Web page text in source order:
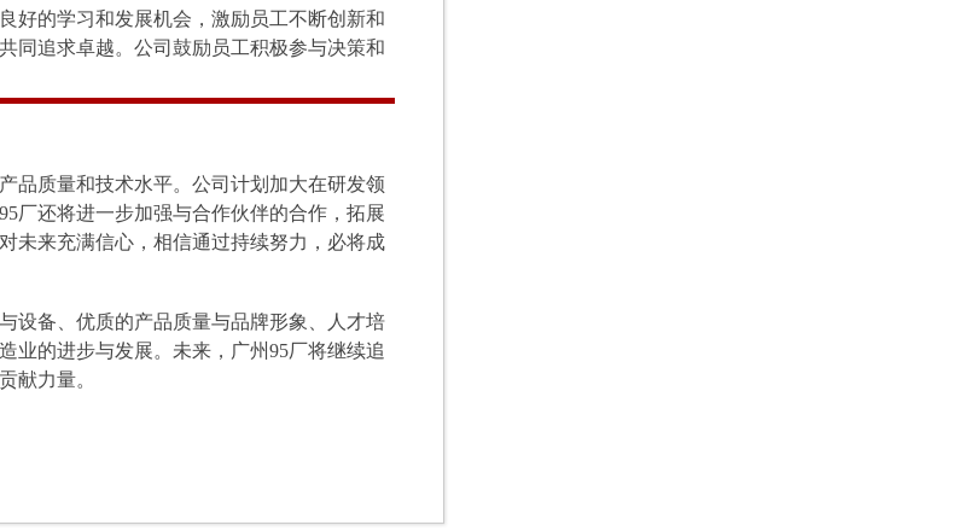
好的学习和发展机会，激励员工不断创新和
同追求卓越。公司鼓励员工积极参与决策和
品质量和技术水平。公司计划加大在研发领
厂还将进一步加强与合作伙伴的合作，拓展
未来充满信心，相信通过持续努力，必将成
设备、优质的产品质量与品牌形象、人才培
业的进步与发展。未来，广州95厂将继续追
献力量。